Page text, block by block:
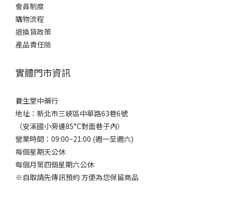
會員制度
購物流程
退換貨政策
產品責任險
實體門市資訊
養生堂中藥行
地址：新北市三峽區中華路63巷6號
（安溪國小旁邊85°C對面巷子內）
營業時間：09:00~21:00 (週一至週六)
每個星期天公休
每個月第四個星期六公休
※自取請先傳訊預約 方便為您保留商品